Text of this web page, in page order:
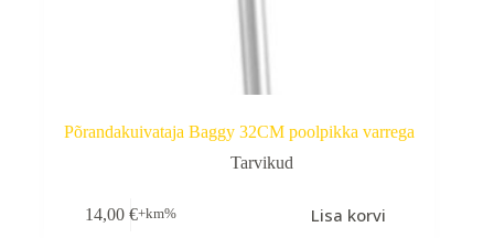
Põrandakuivataja Baggy 32CM poolpikka varrega
Tarvikud
14,00€+km% Lisa korvi